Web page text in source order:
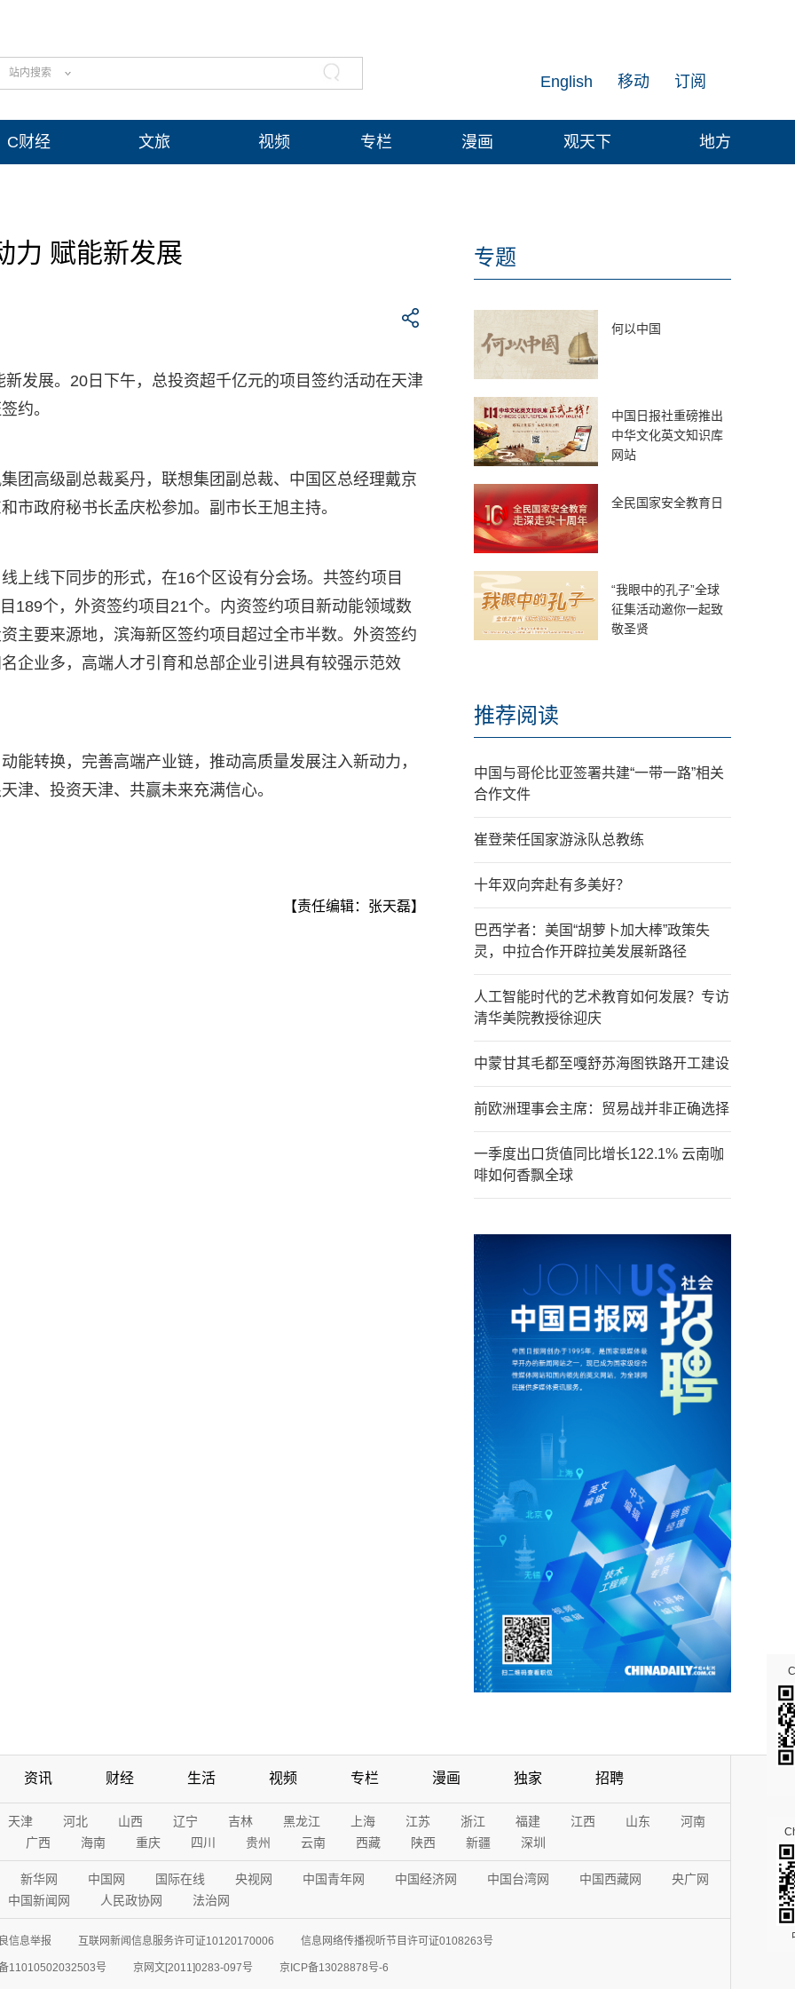
站内搜索 订阅
移动
English
C财经 文旅 视频 专栏 漫画 观天下 地方
力 赋能新发展
展。20日下午，总投资超千亿元的项目签约活动在天津
约。
高级副总裁奚丹，联想集团副总裁、中国区总经理戴京
市政府秘书长孟庆松参加。副市长王旭主持。
线下同步的形式，在16个区设有分会场。共签约项目
189个，外资签约项目21个。内资签约项目新动能领域数
主要来源地，滨海新区签约项目超过全市半数。外资签约
企业多，高端人才引育和总部企业引进具有较强示范效
转换，完善高端产业链，推动高质量发展注入新动力，
津、投资天津、共赢未来充满信心。
【责任编辑：张天磊】
专题
何以中国
中国日报社重磅推出
中华文化英文知识库
网站
全民国家安全教育日
“我眼中的孔子”全球
征集活动邀你一起致
敬圣贤
推荐阅读
中国与哥伦比亚签署共建“一带一路”相关
合作文件
崔登荣任国家游泳队总教练
十年双向奔赴有多美好？
巴西学者：美国“胡萝卜加大棒”政策失
灵，中拉合作开辟拉美发展新路径
人工智能时代的艺术教育如何发展？专访
清华美院教授徐迎庆
中蒙甘其毛都至嘎舒苏海图铁路开工建设
前欧洲理事会主席：贸易战并非正确选择
一季度出口货值同比增长122.1% 云南咖
啡如何香飘全球
资讯 财经 生活 视频 专栏 漫画 独家 招聘
天津 河北 山西 辽宁 吉林 黑龙江 上海 江苏 浙江 福建 江西 山东
河南
广西
海南 重庆 四川 贵州 云南 西藏 陕西 新疆 深圳
新华网 中国网 国际在线 央视网 中国青年网 中国经济网 中国台湾网 中国西藏网
央广网
中国新闻网
人民政协网 法治网
信息举报 互联网新闻信息服务许可证10120170006 信息网络传播视听节目许可证0108263号
11010502032503号 京网文[2011]0283-097号 京ICP备13028878号-6